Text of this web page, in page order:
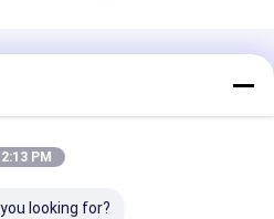
2:13 PM
looking for?